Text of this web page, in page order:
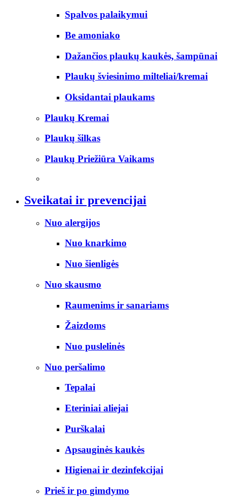
Spalvos palaikymui
Be amoniako
Dažančios plaukų kaukės, šampūnai
Plaukų šviesinimo milteliai/kremai
Oksidantai plaukams
Plaukų Kremai
Plaukų šilkas
Plaukų Priežiūra Vaikams
Sveikatai ir prevencijai
Nuo alergijos
Nuo knarkimo
Nuo šienligės
Nuo skausmo
Raumenims ir sanariams
Žaizdoms
Nuo puslelinės
Nuo peršalimo
Tepalai
Eteriniai aliejai
Purškalai
Apsauginės kaukės
Higienai ir dezinfekcijai
Prieš ir po gimdymo